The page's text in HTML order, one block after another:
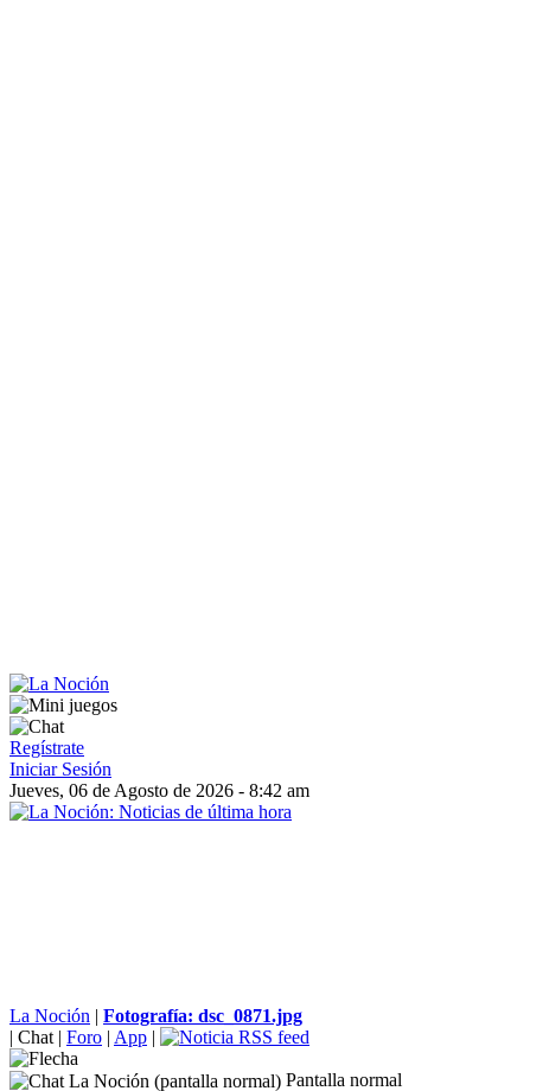
Regístrate
Iniciar Sesión
Jueves, 06 de Agosto de 2026 - 8:42 am
La Noción | Fotografía: dsc_0871.jpg
| Chat | Foro | App |
Pantalla normal